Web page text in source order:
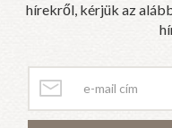
hírekről, kérjük az